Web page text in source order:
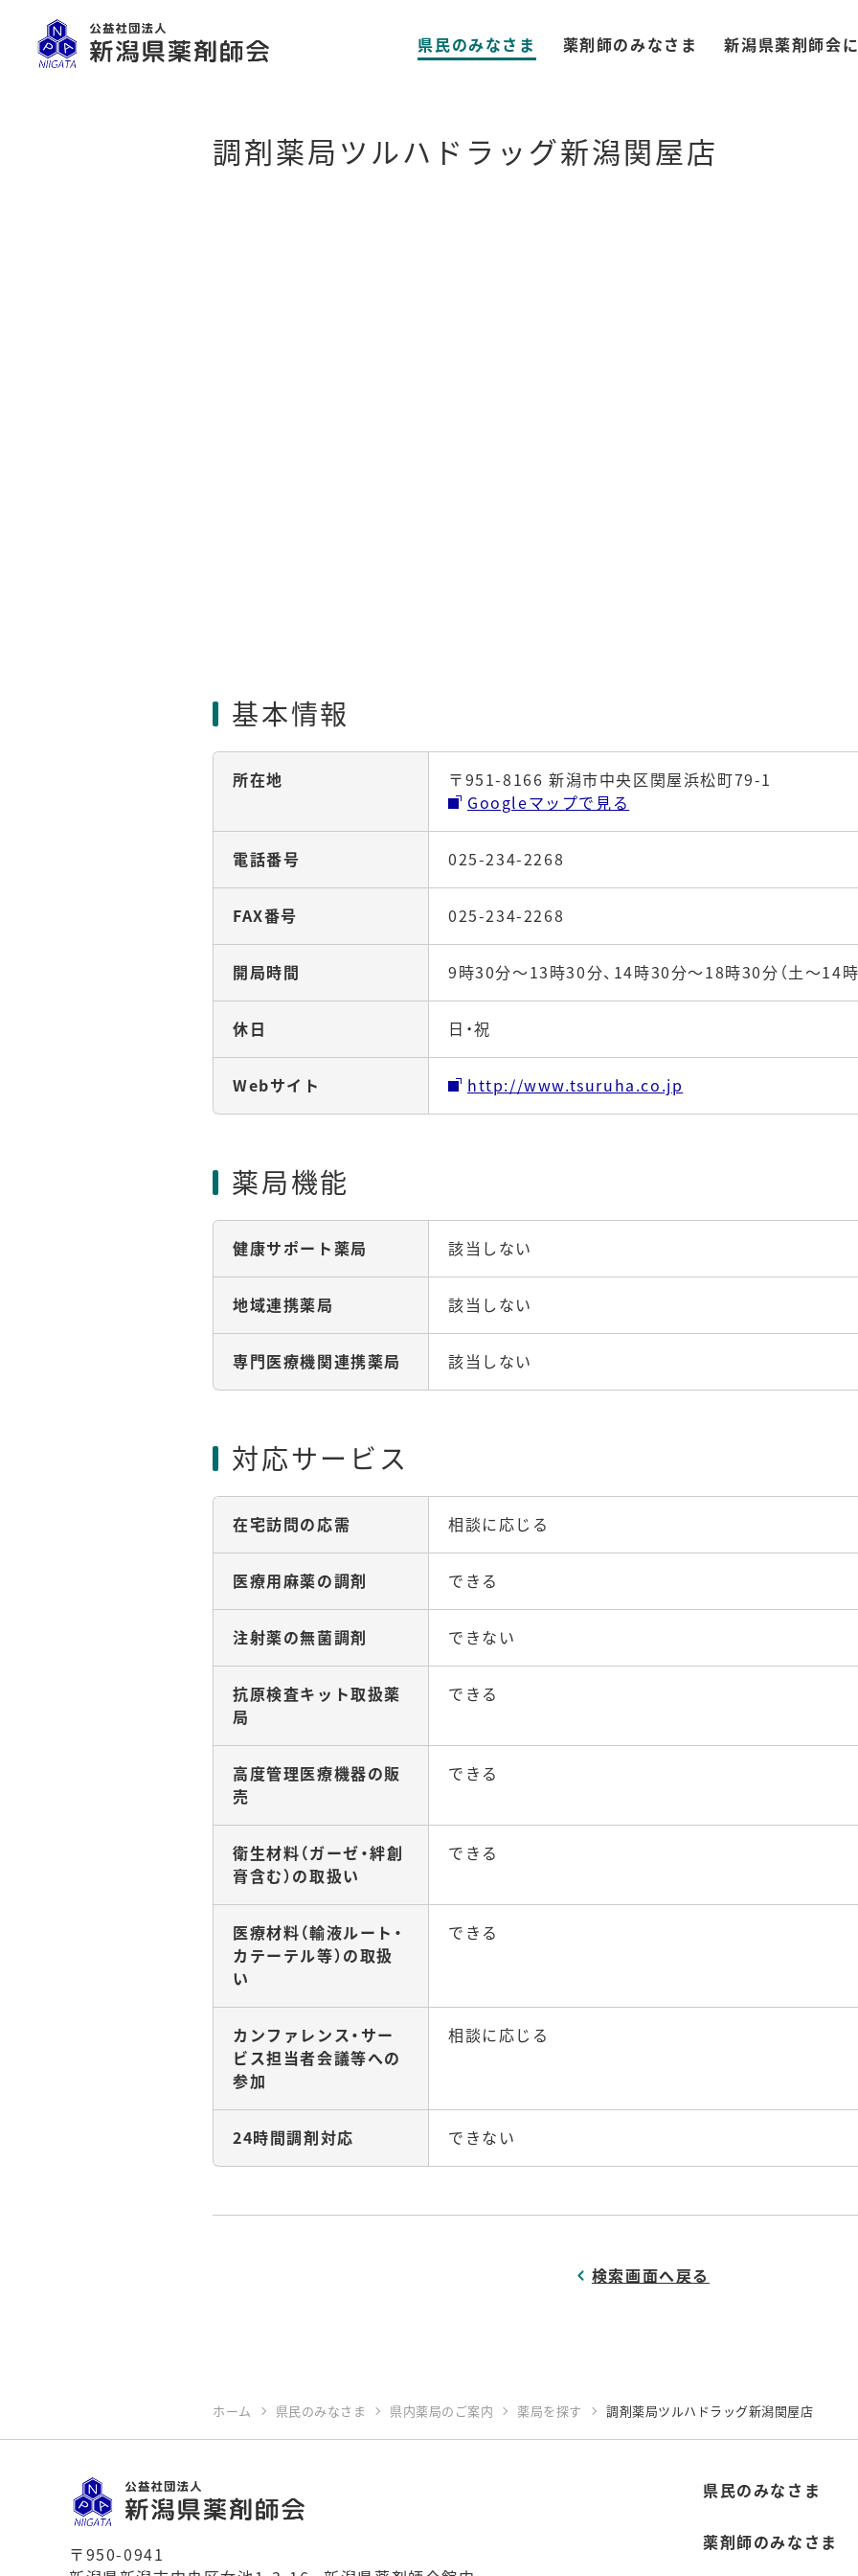
県民のみなさま 薬剤師のみなさま 新潟県薬剤師会
調剤薬局ツルハドラッグ新潟関屋店
基本情報
所在地
〒951-8166 新潟市中央区関屋浜松町79-1
Googleマップで見る
電話番号 025-234-2268
FAX番号 025-234-2268
開局時間 9時30分～13時30分、14時30分～18時30分（土～14時
休日 日・祝
Webサイト http://www.tsuruha.co.jp
薬局機能
健康サポート薬局 該当しない
地域連携薬局 該当しない
専門医療機関連携薬局 該当しない
対応サービス
在宅訪問の応需 相談に応じる
医療用麻薬の調剤 できる
注射薬の無菌調剤 できない
抗原検査キット取扱薬
局
できる
高度管理医療機器の販
売
できる
衛生材料（ガーゼ・絆創
膏含む）の取扱い
できる
医療材料（輸液ルート・
カテーテル等）の取扱
い
できる
カンファレンス・サー
ビス担当者会議等への
参加
相談に応じる
24時間調剤対応 できない
検索画面へ戻る
ホーム 県民のみなさま 県内薬局のご案内 薬局を探す 調剤薬局ツルハドラッグ新潟関屋店
〒950-0941
県民のみなさま
薬剤師のみなさま